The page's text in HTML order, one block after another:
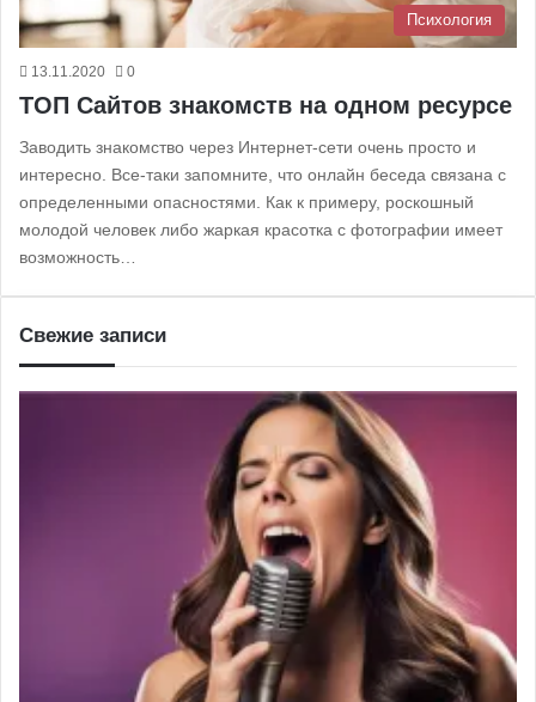
Психология
13.11.2020 0
ТОП Сайтов знакомств на одном ресурсе
Заводить знакомство через Интернет-сети очень просто и
интересно. Все-таки запомните, что онлайн беседа связана с
определенными опасностями. Как к примеру, роскошный
молодой человек либо жаркая красотка с фотографии имеет
возможность…
Свежие записи